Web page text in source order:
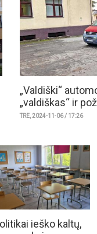
„Valdiški“
„valdiškas“ ir
TRE, 2024-11-06 / 17:26
ieško kaltų,